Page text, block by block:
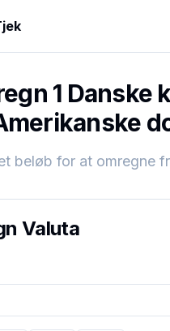
1 Danske
beløb for at omregne
Valuta